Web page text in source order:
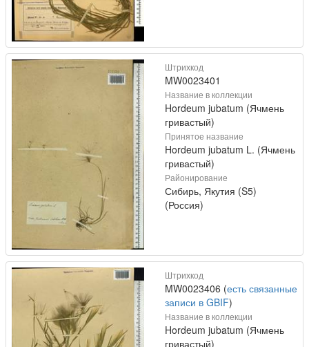
Штрихкод
MW0023401
Название в коллекции
Hordeum jubatum (Ячмень
гривастый)
Принятое название
Hordeum jubatum L. (Ячмень
гривастый)
Районирование
Сибирь, Якутия (S5)
(Россия)
Штрихкод
MW0023406 (есть связанные
записи в GBIF)
Название в коллекции
Hordeum jubatum (Ячмень
гривастый)